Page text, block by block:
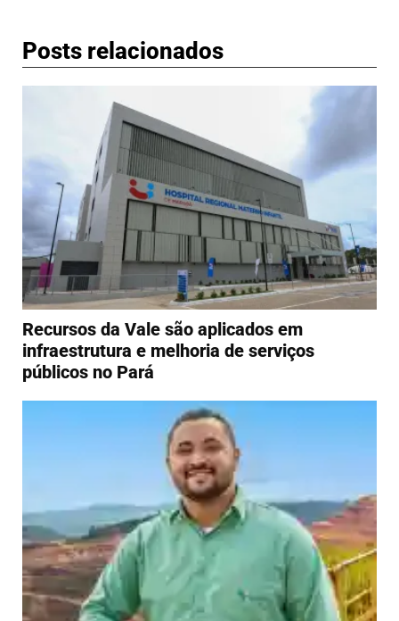
Posts relacionados
Recursos da Vale são aplicados em
infraestrutura e melhoria de serviços
públicos no Pará